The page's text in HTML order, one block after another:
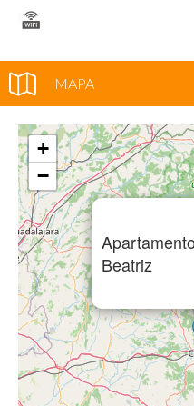
MAPA
Apartamento
Beatriz
+
−